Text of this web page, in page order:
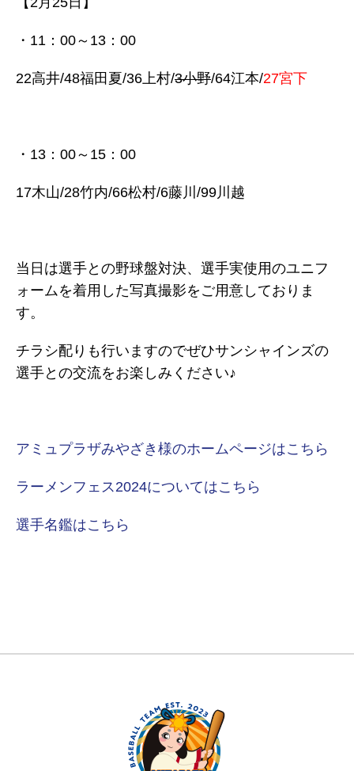
・11：00～13：00
22高井/48福田夏/36上村/3小野/64江本/27宮下
・13：00～15：00
17木山/28竹内/66松村/6藤川/99川越
当日は選手との野球盤対決、選手実使用のユニフ
ォームを着用した写真撮影をご用意しておりま
す。
チラシ配りも行いますのでぜひサンシャインズの
選手との交流をお楽しみください♪
アミュプラザみやざき様のホームページはこちら
ラーメンフェス2024についてはこちら
選手名鑑はこちら